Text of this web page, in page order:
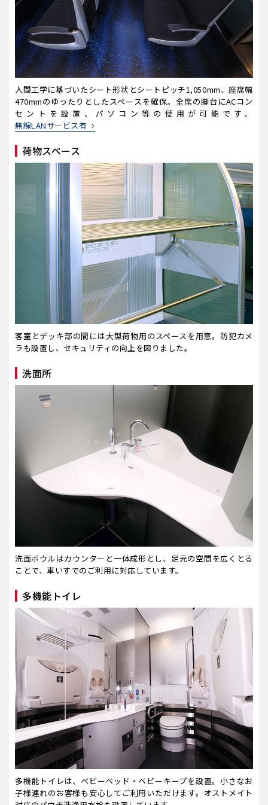
人間工学に基づいたシート形状とシートピッチ1,050mm、座席幅
470mmのゆったりとしたスペースを確保。全席の脚台にACコン
セントを設置、パソコン等の使用が可能です。
無線LANサービス有
荷物スペース
客室とデッキ部の間には大型荷物用のスペースを用意。防犯カメ
ラも設置し、セキュリティの向上を図りました。
洗面所
洗面ボウルはカウンターと一体成形とし、足元の空間を広くとる
ことで、車いすでのご利用に対応しています。
多機能トイレ
多機能トイレは、ベビーベッド・ベビーキープを設置。小さなお
子様連れのお客様も安心してご利用いただけます。オストメイト